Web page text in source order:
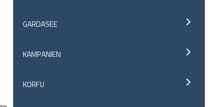
GARDASEE
KAMPANIEN
KORFU